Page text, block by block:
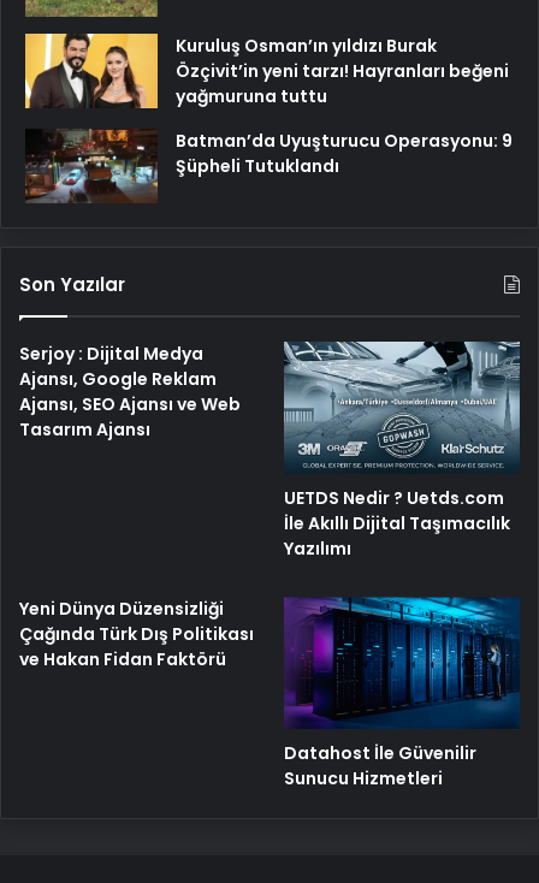
Kuruluş Osman’ın yıldızı Burak
Özçivit’in yeni tarzı! Hayranları beğeni
yağmuruna tuttu
Batman’da Uyuşturucu Operasyonu: 9
Şüpheli Tutuklandı
Son Yazılar
Serjoy : Dijital Medya
Ajansı, Google Reklam
Ajansı, SEO Ajansı ve Web
Tasarım Ajansı
UETDS Nedir ? Uetds.com
İle Akıllı Dijital Taşımacılık
Yazılımı
Yeni Dünya Düzensizliği
Çağında Türk Dış Politikası
ve Hakan Fidan Faktörü
Datahost İle Güvenilir
Sunucu Hizmetleri